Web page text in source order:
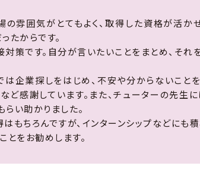
雰囲気がとてもよく、取得した資格が活か
たからです。
策です。自分が言いたいことをまとめ、それ
企業探しをはじめ、不安や分からないこと
ど感謝しています。また、チューターの先生
い助かりました。
もちろんですが、インターンシップなどにも
とをお勧めします。